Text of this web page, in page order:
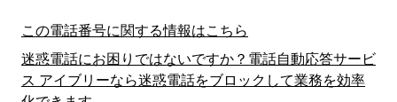
この電話番号に関する情報はこちら
迷惑電話にお困りではないですか？電話自動応答サービ
ス アイブリーなら迷惑電話をブロックして業務を効率